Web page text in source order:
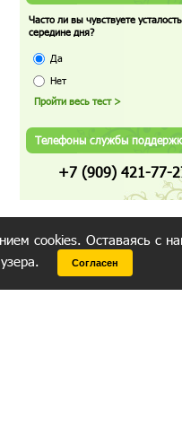
Часто ли вы чувствуете
середине дня?
Да
Нет
Телефоны службы
+7 (909) 421-77-
cookies. Оставаясь с
Согласен